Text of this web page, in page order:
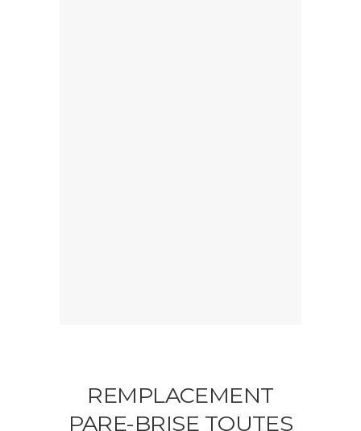
REMPLACEMENT
PARE-BRISE TOUTES